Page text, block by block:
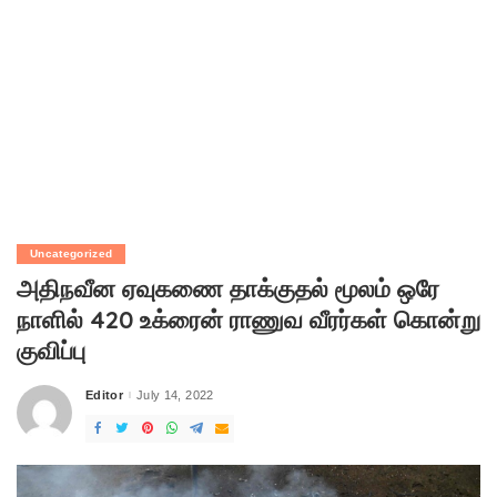
Uncategorized
அதிநவீன ஏவுகணை தாக்குதல் மூலம் ஒரே
நாளில் 420 உக்ரைன் ராணுவ வீரர்கள் கொன்று
குவிப்பு
Posted
Editor July 14, 2022